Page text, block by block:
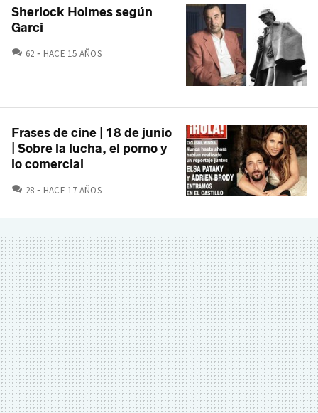
Sherlock Holmes según
Garci
62 COMENTARIOS
HACE 15 AÑOS
Frases de cine | 18 de junio
| Sobre la lucha, el porno y
lo comercial
28 COMENTARIOS
HACE 17 AÑOS